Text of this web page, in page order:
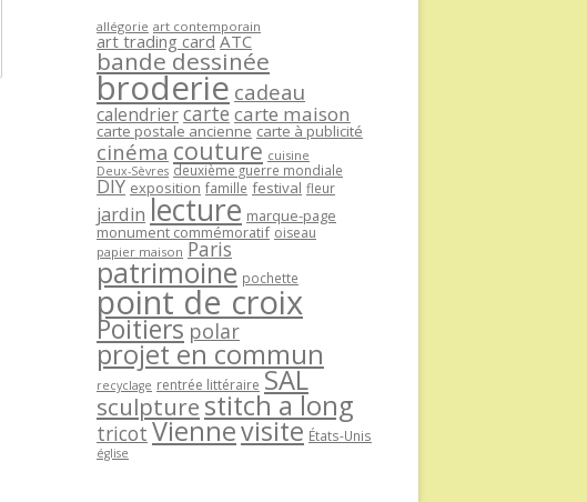
allégorie art contemporain
art trading card ATC
bande dessinée
broderie cadeau
calendriercartecarte maison
carte postale ancienne carte à publicité
cinéma couture cuisine
Deux-Sèvres deuxième guerre mondiale
DIY exposition famille festival fleur
jardin lecture marque-page
monument commémoratif oiseau
papier maison Paris
patrimoine pochette
point de croix
Poitiers polar
projet en commun
recyclage rentrée littéraire SAL
sculpture stitch a long
tricot Viennevisite États-Unis
église